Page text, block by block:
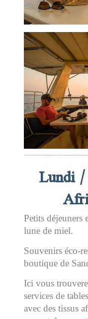
Lundi
Petits déjeuners
lune de miel.
Souvenirs éco-
boutique de
Ici vous
services de
avec des tissus